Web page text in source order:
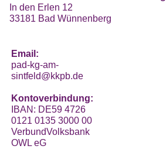
In den Erlen 12
33181 Bad Wünnenberg
Email:
pad-kg-am-
sintfeld@kkpb.de
Kontoverbindung:
IBAN: DE59 4726
0121 0135 3000 00
VerbundVolksbank
OWL eG